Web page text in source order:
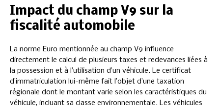
Impact du champ V9 sur la
fiscalité automobile
La norme Euro mentionnée au champ V9 influence
directement le calcul de plusieurs taxes et redevances liées à
la possession et à l’utilisation d’un véhicule. Le certificat
d’immatriculation lui-même fait l’objet d’une taxation
régionale dont le montant varie selon les caractéristiques du
véhicule, incluant sa classe environnementale. Les véhicules